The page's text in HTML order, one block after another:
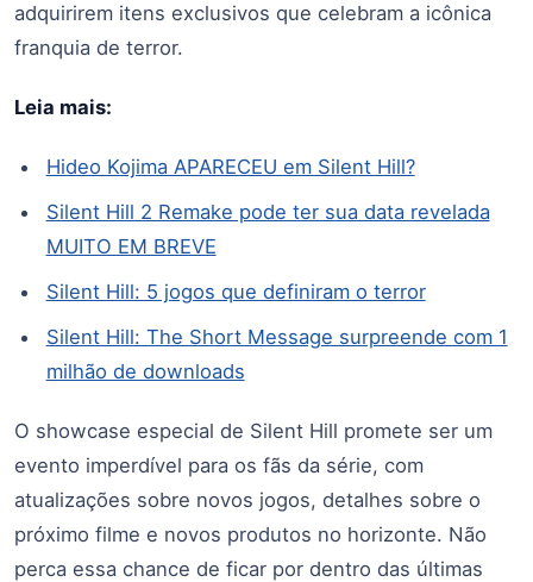
adquirirem itens exclusivos que celebram a icônica
franquia de terror.
Leia mais:
Hideo Kojima APARECEU em Silent Hill?
Silent Hill 2 Remake pode ter sua data revelada
MUITO EM BREVE
Silent Hill: 5 jogos que definiram o terror
Silent Hill: The Short Message surpreende com 1
milhão de downloads
O showcase especial de Silent Hill promete ser um
evento imperdível para os fãs da série, com
atualizações sobre novos jogos, detalhes sobre o
próximo filme e novos produtos no horizonte. Não
perca essa chance de ficar por dentro das últimas